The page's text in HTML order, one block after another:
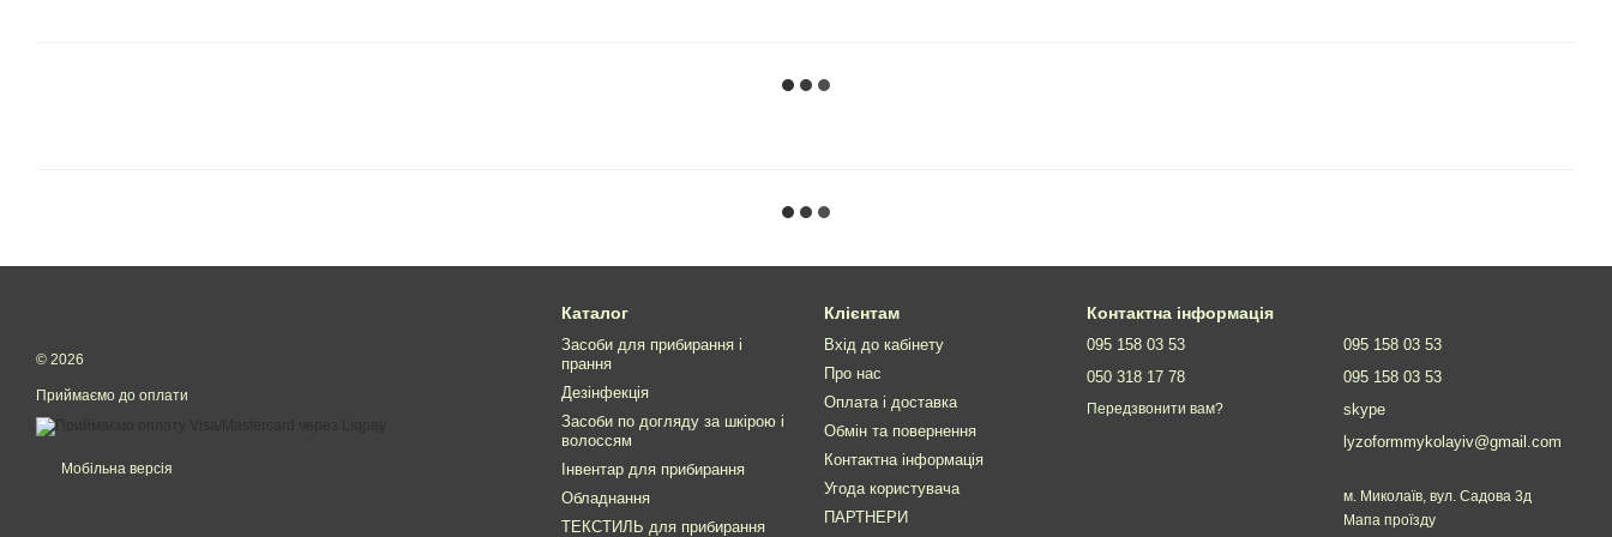
© 2026
Приймаємо до оплати
Мобільна версія
Каталог
Засоби для прибирання і
прання
Дезінфекція
Засоби по догляду за шкірою і
волоссям
Інвентар для прибирання
Обладнання
ТЕКСТИЛЬ для прибирання
Клієнтам
Вхід до кабінету
Про нас
Оплата і доставка
Обмін та повернення
Контактна інформація
Угода користувача
ПАРТНЕРИ
Контактна інформація
095 158 03 53
050 318 17 78
Передзвонити вам?
095 158 03 53
095 158 03 53
skype
lyzoformmykolayiv@gmail.com
м. Миколаїв, вул. Садова 3д
Мапа проїзду